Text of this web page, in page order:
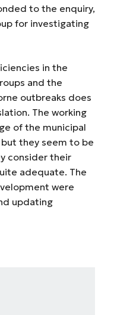
to the enquiry,
for investigating
in the
and the
outbreaks does
The working
of the municipal
they seem to be
consider their
adequate. The
were
updating